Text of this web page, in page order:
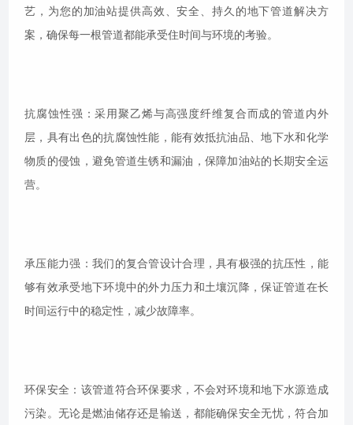
艺，为您的加油站提供高效、安全、持久的地下管道解决方
案，确保每一根管道都能承受住时间与环境的考验。
抗腐蚀性强：采用聚乙烯与高强度纤维复合而成的管道内外
层，具有出色的抗腐蚀性能，能有效抵抗油品、地下水和化学
物质的侵蚀，避免管道生锈和漏油，保障加油站的长期安全运
营。
承压能力强：我们的复合管设计合理，具有极强的抗压性，能
够有效承受地下环境中的外力压力和土壤沉降，保证管道在长
时间运行中的稳定性，减少故障率。
环保安全：该管道符合环保要求，不会对环境和地下水源造成
污染。无论是燃油储存还是输送，都能确保安全无忧，符合加